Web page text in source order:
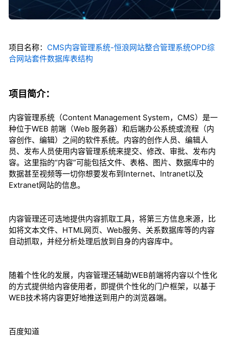
项目名称： CMS内容管理系统-恒浪网站整合管理系统OPD综
合网站套件数据库表结构
项目简介：
内容管理系统（Content Management System，CMS）是一
种位于WEB 前端（Web 服务器）和后端办公系统或流程（内
容创作、编辑）之间的软件系统。内容的创作人员、编辑人
员、发布人员使用内容管理系统来提交、修改、审批、发布内
容。这里指的“内容”可能包括文件、表格、图片、数据库中的
数据甚至视频等一切你想要发布到Internet、Intranet以及
Extranet网站的信息。
内容管理还可选地提供内容抓取工具，将第三方信息来源，比
如将文本文件、HTML网页、Web服务、关系数据库等的内容
自动抓取，并经分析处理后放到自身的内容库中。
随着个性化的发展，内容管理还辅助WEB前端将内容以个性化
的方式提供给内容使用者，即提供个性化的门户框架，以基于
WEB技术将内容更好地推送到用户的浏览器端。
百度知道